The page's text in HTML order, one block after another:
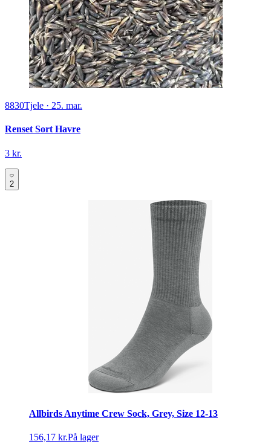
8830Tjele · 25. mar.
Renset Sort Havre
3 kr.
2
Allbirds Anytime Crew Sock, Grey, Size 12-13
156,17 kr.På lager